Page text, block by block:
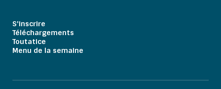
S'inscrire
Téléchargements
Toutatice
Menu de la semaine